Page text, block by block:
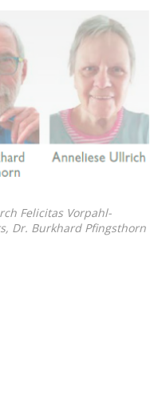
Felicitas Vorpahl-
Dr. Burkhard Pfingsthorn